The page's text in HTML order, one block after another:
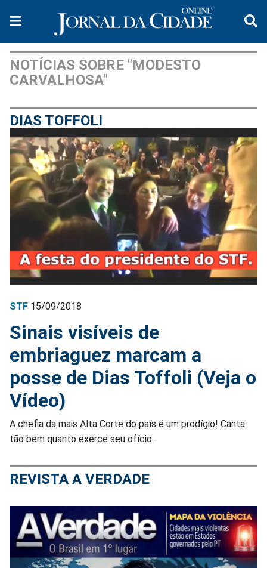
NOTÍCIAS SOBRE "MODESTO
CARVALHOSA"
DIAS TOFFOLI
STF 15/09/2018
Sinais visíveis de
embriaguez marcam a
posse de Dias Toffoli (Veja o
Vídeo)
A chefia da mais Alta Corte do país é um prodígio! Canta
tão bem quanto exerce seu ofício.
REVISTA A VERDADE